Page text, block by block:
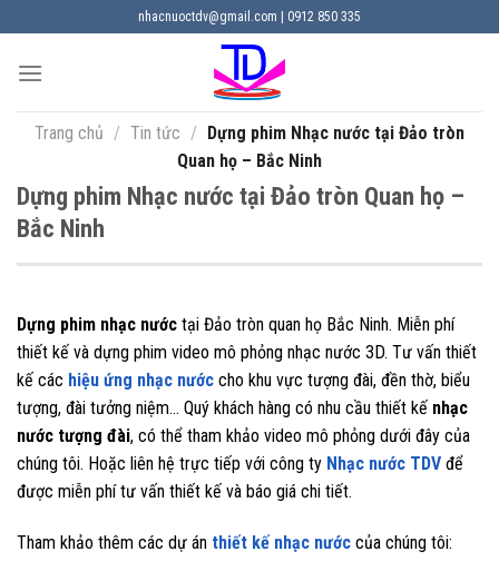
đến
nhacnuoctdv@gmail.com | 0912 850 335
Trang chủ / Tin tức / Dựng phim Nhạc nước tại Đảo tròn
Quan họ – Bắc Ninh
Dựng phim Nhạc nước tại Đảo tròn Quan họ –
Bắc Ninh
Dựng phim nhạc nước tại Đảo tròn quan họ Bắc Ninh. Miễn phí
thiết kế và dựng phim video mô phỏng nhạc nước 3D. Tư vấn thiết
kế các hiệu ứng nhạc nước cho khu vực tượng đài, đền thờ, biểu
tượng, đài tưởng niệm… Quý khách hàng có nhu cầu thiết kế nhạc
nước tượng đài, có thể tham khảo video mô phỏng dưới đây của
chúng tôi. Hoặc liên hệ trực tiếp với công ty Nhạc nước TDV để
được miễn phí tư vấn thiết kế và báo giá chi tiết.
Tham khảo thêm các dự án thiết kế nhạc nước của chúng tôi: